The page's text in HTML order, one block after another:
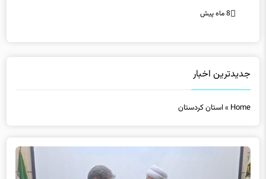
8 ماه پیش
جدیدترین اخبار
Home
» استان کردستان